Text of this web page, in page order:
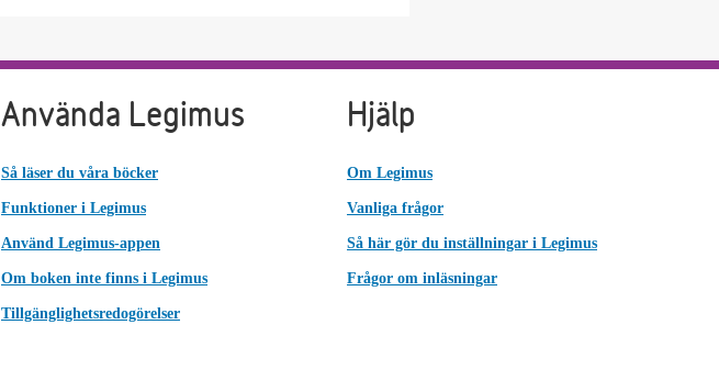
Använda Legimus
Så läser du våra böcker
Funktioner i Legimus
Använd Legimus-appen
Om boken inte finns i Legimus
Tillgänglighetsredogörelser
Hjälp
Om Legimus
Vanliga frågor
Så här gör du inställningar i Legimus
Frågor om inläsningar